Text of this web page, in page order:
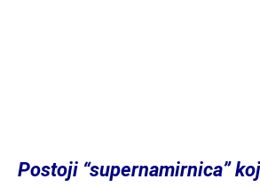
Postoji “supernamirnica”